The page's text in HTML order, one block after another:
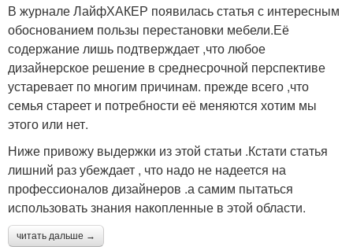
В журнале ЛайфХАКЕР появилась статья с интересным
обоснованием пользы перестановки мебели.Её
содержание лишь подтверждает ,что любое
дизайнерское решение в среднесрочной перспективе
устаревает по многим причинам. прежде всего ,что
семья стареет и потребности её меняются хотим мы
этого или нет.
Ниже привожу выдержки из этой статьи .Кстати статья
лишний раз убеждает , что надо не надеется на
профессионалов дизайнеров .а самим пытаться
использовать знания накопленные в этой области.
читать дальше →